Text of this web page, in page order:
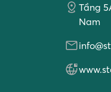
Tầng
Nam